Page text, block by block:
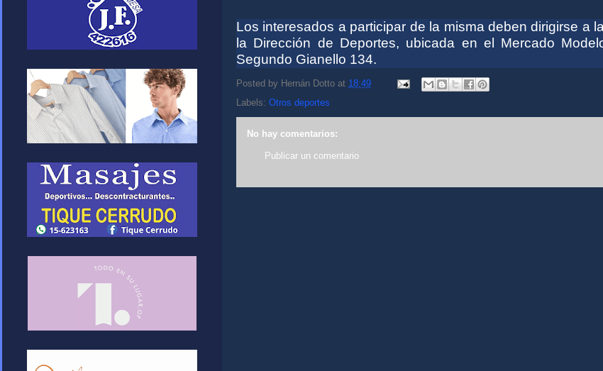
Los interesados a participar de la misma debendirigirse a
la Dirección de Deportes, ubicada en el Mercado
Segundo Gianello 134.
Posted by Hernán Dotto at 18:49
Labels: Otros deportes
No hay comentarios:
Publicar un comentario